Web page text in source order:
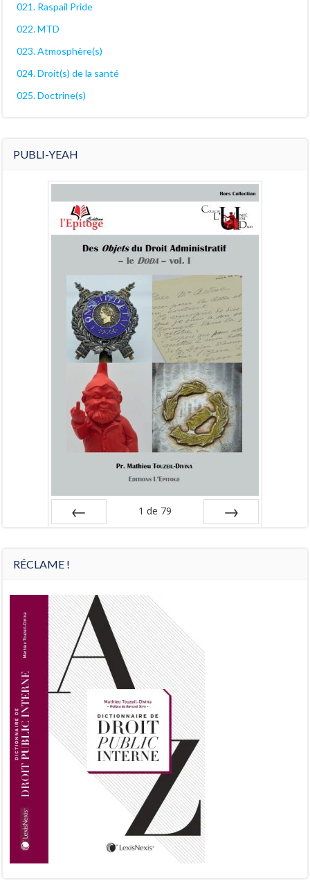
021. Raspail Pride
022. MTD
023. Atmosphère(s)
024. Droit(s) de la santé
025. Doctrine(s)
PUBLI-YEAH
1 de 79
RÉCLAME !